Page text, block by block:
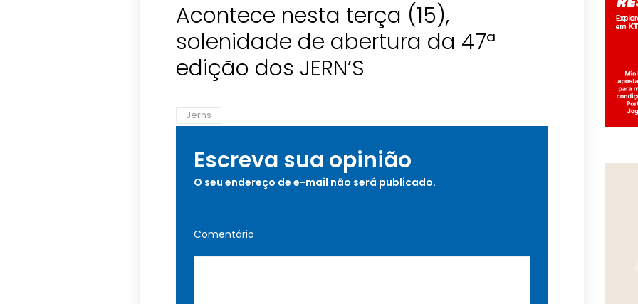
Acontece nesta terça (15),
solenidade de abertura da 47ª
edição dos JERN’S
Jerns
Escreva sua opinião
O seu endereço de e-mail não será publicado.
Comentário